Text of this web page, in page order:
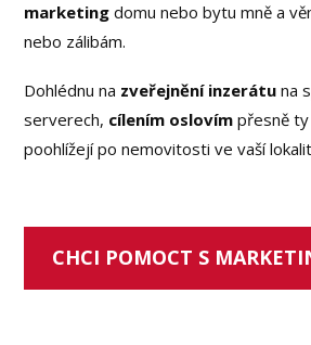
marketing domu nebo bytu mně a
nebo zálibám.
Dohlédnu na zveřejnění inzerátu na
serverech, cílením oslovím přesně
poohlížejí po nemovitosti ve vaší
CHCI POMOCT S